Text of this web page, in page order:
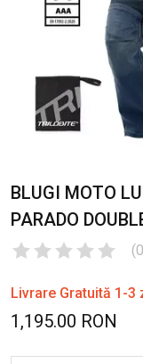
BLUGI MOTO
PARADO
(0
Livrare Gratuită 1-3
1,195.00 RON